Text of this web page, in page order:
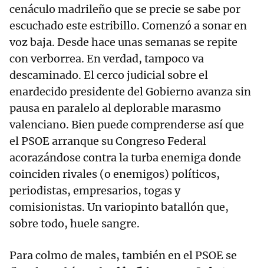
cenáculo madrileño que se precie se sabe por
escuchado este estribillo. Comenzó a sonar en
voz baja. Desde hace unas semanas se repite
con verborrea. En verdad, tampoco va
descaminado. El cerco judicial sobre el
enardecido presidente del Gobierno avanza sin
pausa en paralelo al deplorable marasmo
valenciano. Bien puede comprenderse así que
el PSOE arranque su Congreso Federal
acorazándose contra la turba enemiga donde
coinciden rivales (o enemigos) políticos,
periodistas, empresarios, togas y
comisionistas. Un variopinto batallón que,
sobre todo, huele sangre.
Para colmo de males, también en el PSOE se